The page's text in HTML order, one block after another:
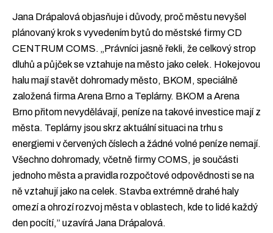
Jana Drápalová objasňuje i důvody, proč městu nevyšel
plánovaný krok s vyvedením bytů do městské firmy CD
CENTRUM COMS. „Právníci jasně řekli, že celkový strop
dluhů a půjček se vztahuje na město jako celek. Hokejovou
halu mají stavět dohromady město, BKOM, speciálně
založená firma Arena Brno a Teplárny. BKOM a Arena
Brno přitom nevydělávají, peníze na takové investice mají z
města. Teplárny jsou skrz aktuální situaci na trhu s
energiemi v červených číslech a žádné volné peníze nemají.
Všechno dohromady, včetně firmy COMS, je součásti
jednoho města a pravidla rozpočtové odpovědnosti se na
ně vztahují jako na celek. Stavba extrémně drahé haly
omezí a ohrozí rozvoj města v oblastech, kde to lidé každý
den pocítí,” uzavírá Jana Drápalová.